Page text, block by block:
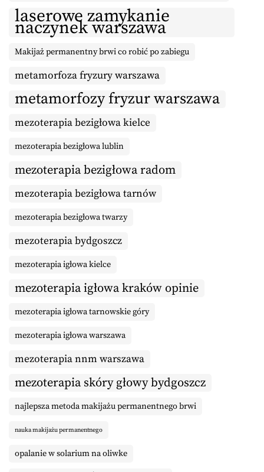
laserowe zamykanie
naczynek warszawa
Makijaż permanentny brwi co robić po zabiegu
metamorfoza fryzury warszawa
metamorfozy fryzur warszawa
mezoterapia bezigłowa kielce
mezoterapia bezigłowa lublin
mezoterapia bezigłowa radom
mezoterapia bezigłowa tarnów
mezoterapia bezigłowa twarzy
mezoterapia bydgoszcz
mezoterapia igłowa kielce
mezoterapia igłowa kraków opinie
mezoterapia igłowa tarnowskie góry
mezoterapia igłowa warszawa
mezoterapia nnm warszawa
mezoterapia skóry głowy bydgoszcz
najlepsza metoda makijażu permanentnego brwi
nauka makijażu permanentnego
opalanie w solarium na oliwke